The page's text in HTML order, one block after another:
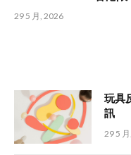
29 5 月, 2026
玩具
訊
29 5